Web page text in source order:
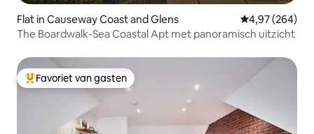
Flat in Causeway Coast and Glens Gemiddelde
4,97 (264)
The Boardwalk-Sea Coastal Apt met panoramisch uitzicht
Topfavoriet van gasten
Favoriet van gasten